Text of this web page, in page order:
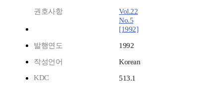
권호사항
Vol.22
No.5
[1992]
발행연도 1992
작성언어
Korean
KDC
513.1